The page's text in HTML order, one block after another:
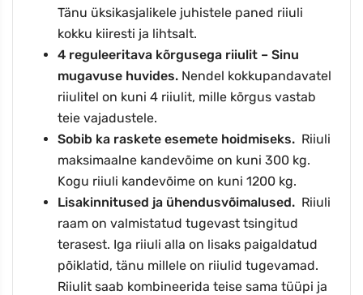
Tänu üksikasjalikele juhistele paned riiuli
kokku kiiresti ja lihtsalt.
4 reguleeritava kõrgusega riiulit – Sinu
mugavuse huvides. Nendel kokkupandavatel
riiulitel on kuni 4 riiulit, mille kõrgus vastab
teie vajadustele.
Sobib ka raskete esemete hoidmiseks. Riiuli
maksimaalne kandevõime on kuni 300 kg.
Kogu riiuli kandevõime on kuni 1200 kg.
Lisakinnitused ja ühendusvõimalused. Riiuli
raam on valmistatud tugevast tsingitud
terasest. Iga riiuli alla on lisaks paigaldatud
põiklatid, tänu millele on riiulid tugevamad.
Riiulit saab kombineerida teise sama tüüpi ja